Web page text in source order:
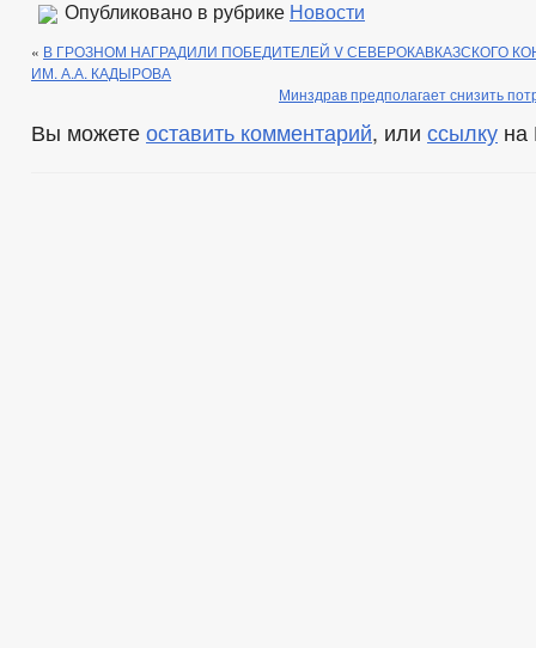
Опубликовано в рубрике Новости
« В ГРОЗНОМ НАГРАДИЛИ ПОБЕДИТЕЛЕЙ V СЕВЕРОКАВКАЗСКОГО
ИМ. А.А. КАДЫРОВА
Минздрав предполагает снизить
Вы можете оставить комментарий, или ссылку на